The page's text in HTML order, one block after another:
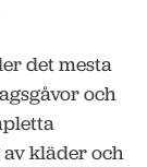
det mesta
och
kläder och